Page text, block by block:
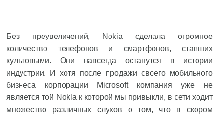
Без преувеличений, Nokia сделала огромное
количество телефонов и смартфонов, ставших
культовыми. Они навсегда останутся в истории
индустрии. И хотя после продажи своего мобильного
бизнеса корпорации Microsoft компания уже не
является той Nokia к которой мы привыкли, в сети ходит
множество различных слухов о том, что в скором